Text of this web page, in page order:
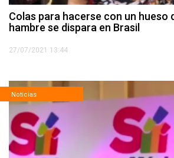
Colas para hacerse con un hueso
hambre se dispara en Brasil
27/07/2021 13:44
Noticias